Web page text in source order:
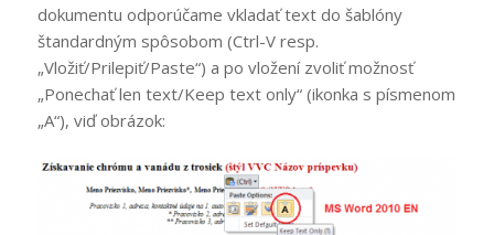
dokumentu odporúčame vkladať text do šablóny
štandardným spôsobom (Ctrl-V resp.
„Vložiť/Prilepiť/Paste“) a po vložení zvoliť možnosť
„Ponechať len text/Keep text only“ (ikonka s písmenom
„A“), viď obrázok: